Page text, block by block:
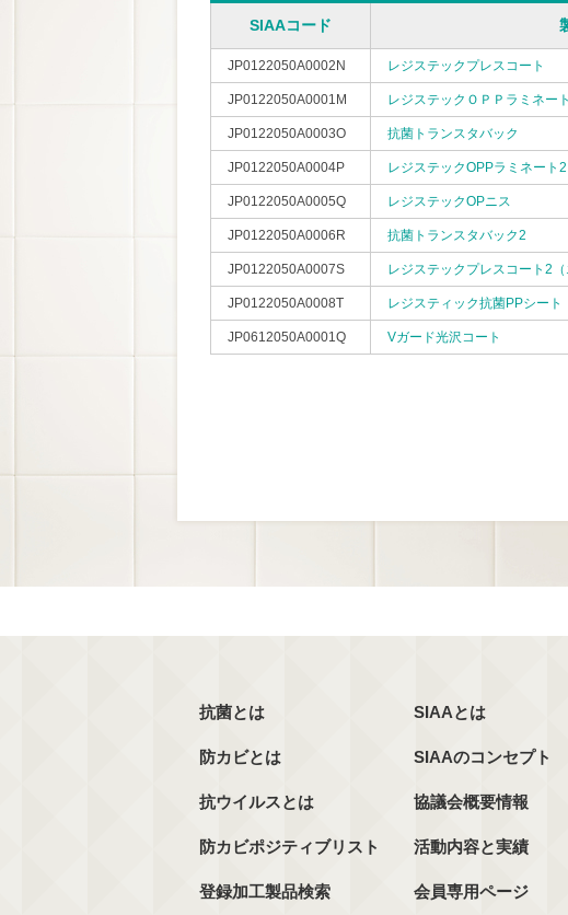
SIAAコード
JP0122050A0002N レジステックプレスコート
JP0122050A0001M レジステックＯＰＰラミネート
JP0122050A0003O 抗菌トランスタバック
JP0122050A0004P レジステックOPPラミネート2
JP0122050A0005Q レジステックOPニス
JP0122050A0006R 抗菌トランスタバック2
JP0122050A0007S レジステックプレスコート2（
JP0122050A0008T レジスティック抗菌PPシート
JP0612050A0001Q Vガード光沢コート
抗菌とは
防カビとは
抗ウイルスとは
防カビポジティブリスト
登録加工製品検索
SIAAとは
SIAAのコンセプト
協議会概要情報
活動内容と実績
会員専用ページ